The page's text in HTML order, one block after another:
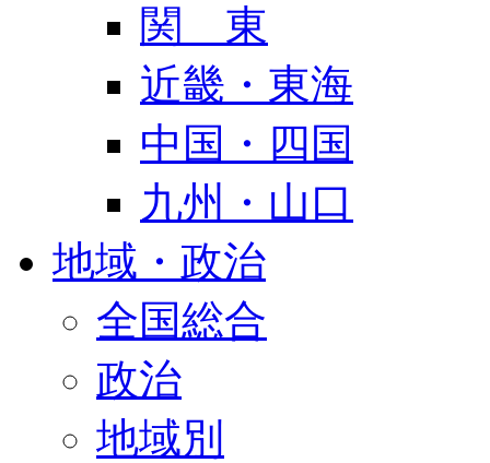
関 東
近畿・東海
中国・四国
九州・山口
地域・政治
全国総合
政治
地域別